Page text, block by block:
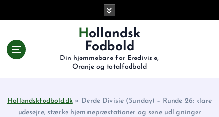
Hollandsk
Fodbold
Din hjemmebane for Eredivisie,
Oranje og totalfodbold
Hollandskfodbold.dk» Derde Divisie (Sunday) – Runde 26: klare
udesejre, stærke hjemmepræstationer og sene udligninger